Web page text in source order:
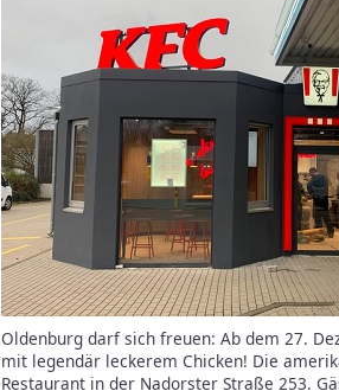
Oldenburg darf sich freuen: Ab dem 27.
mit legendär leckerem Chicken! Die
Restaurant in der Nadorster Straße 253.